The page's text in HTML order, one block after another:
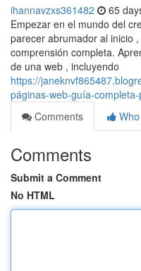
ihannavzxs361482 65
Empezar en el mundo del
parecer abrumador al inicio
comprensión completa.
de una web , incluyendo
https://
páginas-web-guía-
Comments
Comments
Submit a Comment
No HTML